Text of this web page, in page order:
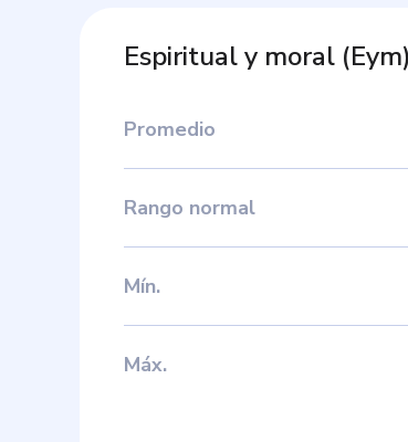
Espiritual y moral (Eym)
Promedio
Rango normal
Mín.
Máx.